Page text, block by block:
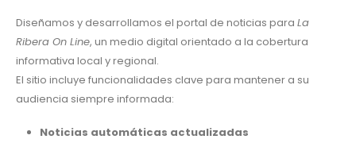
Diseñamos y desarrollamos el portal de noticias para La
Ribera On Line, un medio digital orientado a la cobertura
informativa local y regional.
El sitio incluye funcionalidades clave para mantener a su
audiencia siempre informada:
Noticias automáticas actualizadas